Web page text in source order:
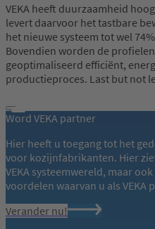
VEKA heeft duurzaamheid
levert daarvoor het tastbare
het nieuwe systeem tot wel
Bovendien worden de
geoptimaliseerd efficiënt,
productieproces. Last but not
Word VEKA partner
Hier heeft u toegang tot het
voor kozijnfabrikanten. Hier
VEKA systeemwereld, maar
voordelen waarvan u als
Verander nu!